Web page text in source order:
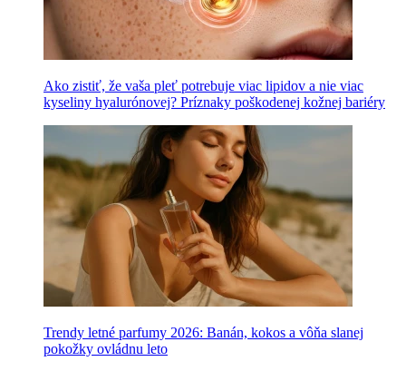
Ako zistiť, že vaša pleť potrebuje viac lipidov a nie viac
kyseliny hyalurónovej? Príznaky poškodenej kožnej bariéry
Trendy letné parfumy 2026: Banán, kokos a vôňa slanej
pokožky ovládnu leto